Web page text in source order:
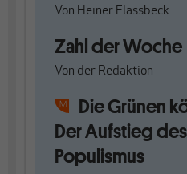
Von Heiner Flassbeck
Zahl der Woche
Von der Redaktion
Die Grünen
Der Aufstieg
Populismus